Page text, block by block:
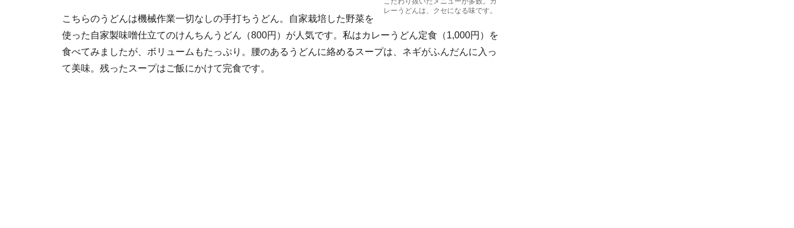
レーうどんは、クセになる味です。
こちらのうどんは機械作業一切なしの手打ちうどん。自家栽培した野菜を
使った自家製味噌仕立てのけんちんうどん（800円）が人気です。私はカレーうどん定食（1,000円）を
食べてみましたが、ボリュームもたっぷり。腰のあるうどんに絡めるスープは、ネギがふんだんに入っ
て美味。残ったスープはご飯にかけて完食です。